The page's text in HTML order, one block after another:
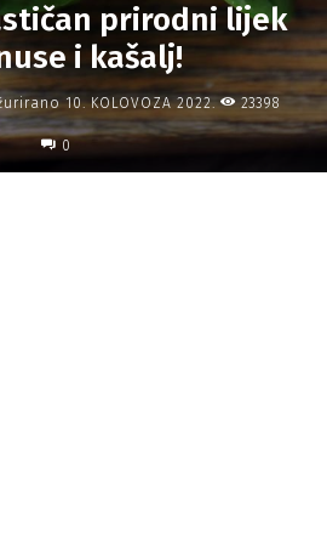
prirodni lijek
i kašalj!
10. KOLOVOZA 2022. 23398
0